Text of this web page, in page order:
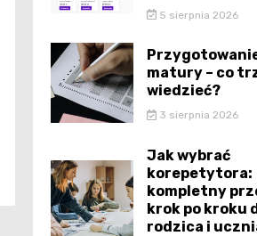
5 sierpnia 2026
matury – co
wiedzieć?
3 sierpnia 2026
Jak wybrać
korepetytora:
kompletny
krok po kroku
rodzica i